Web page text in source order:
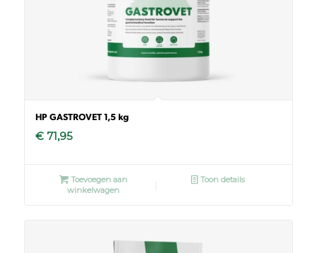
HP GASTROVET 1,5 kg
€71,95
Toevoegen aan
winkelwagen
Toon details